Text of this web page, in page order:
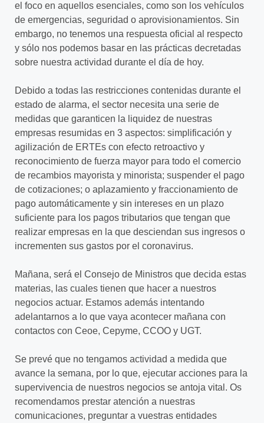
el foco en aquellos esenciales, como son los vehículos
de emergencias, seguridad o aprovisionamientos. Sin
embargo, no tenemos una respuesta oficial al respecto
y sólo nos podemos basar en las prácticas decretadas
sobre nuestra actividad durante el día de hoy.
Debido a todas las restricciones contenidas durante el
estado de alarma, el sector necesita una serie de
medidas que garanticen la liquidez de nuestras
empresas resumidas en 3 aspectos: simplificación y
agilización de ERTEs con efecto retroactivo y
reconocimiento de fuerza mayor para todo el comercio
de recambios mayorista y minorista; suspender el pago
de cotizaciones; o aplazamiento y fraccionamiento de
pago automáticamente y sin intereses en un plazo
suficiente para los pagos tributarios que tengan que
realizar empresas en la que desciendan sus ingresos o
incrementen sus gastos por el coronavirus.
Mañana, será el Consejo de Ministros que decida estas
materias, las cuales tienen que hacer a nuestros
negocios actuar. Estamos además intentando
adelantarnos a lo que vaya acontecer mañana con
contactos con Ceoe, Cepyme, CCOO y UGT.
Se prevé que no tengamos actividad a medida que
avance la semana, por lo que, ejecutar acciones para la
supervivencia de nuestros negocios se antoja vital. Os
recomendamos prestar atención a nuestras
comunicaciones, preguntar a vuestras entidades